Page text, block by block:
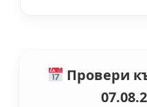
Провери